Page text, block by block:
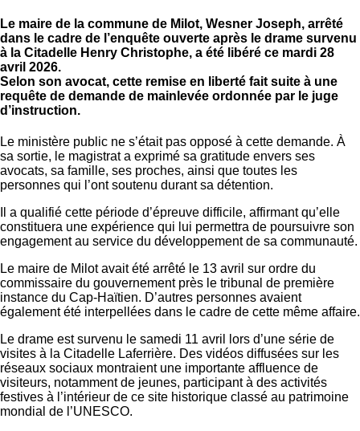
Le maire de la commune de Milot, Wesner Joseph, arrêté
dans le cadre de l’enquête ouverte après le drame survenu
à la Citadelle Henry Christophe, a été libéré ce mardi 28
avril 2026.
Selon son avocat, cette remise en liberté fait suite à une
requête de demande de mainlevée ordonnée par le juge
d’instruction.
Le ministère public ne s’était pas opposé à cette demande. À
sa sortie, le magistrat a exprimé sa gratitude envers ses
avocats, sa famille, ses proches, ainsi que toutes les
personnes qui l’ont soutenu durant sa détention.
Il a qualifié cette période d’épreuve difficile, affirmant qu’elle
constituera une expérience qui lui permettra de poursuivre son
engagement au service du développement de sa communauté.
Le maire de Milot avait été arrêté le 13 avril sur ordre du
commissaire du gouvernement près le tribunal de première
instance du Cap-Haïtien. D’autres personnes avaient
également été interpellées dans le cadre de cette même affaire.
Le drame est survenu le samedi 11 avril lors d’une série de
visites à la Citadelle Laferrière. Des vidéos diffusées sur les
réseaux sociaux montraient une importante affluence de
visiteurs, notamment de jeunes, participant à des activités
festives à l’intérieur de ce site historique classé au patrimoine
mondial de l’UNESCO.